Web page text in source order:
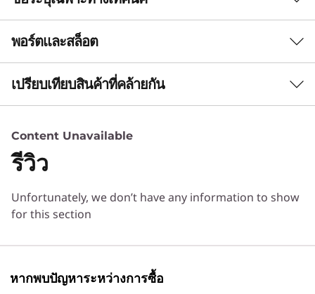
พลังที่ผสมผสานกับความ
แม่นยำในทุกช่วงเวลา
ระดับมืออาชีพสำหรับการเรียนรู้ การสร้างสรรค์
ระบายความร้อนที่ประณีตและกราฟิก Intel® ในตัว
เงียบ และตอบสนองได้อย่างรวดเร็ว
ประสิทธิภาพ
โปรเซสเซอร์
ระบบปฏิบัติการ
สูงสุด Windows 11 Pro
ประสิทธิภาพ AI สูงสุด 50 ล้านล้านรายการต่อวินาที (TOPS)
พอร์ตและสล็อต
HDMI 2.1 (รองรับความละเอียดสูงสุด 4K@60Hz)
เปรียบเทียบสินค้าที่คล้ายกัน
กำลังดูอยู่
IdeaPad Pro 5i
(14", Gen 11)
IdeaPad Pro
Content Unavailable
รีวิว
Unfortunately, we don’t have any information to show
for this section
หากพบปัญหาระหว่างการซื้อ